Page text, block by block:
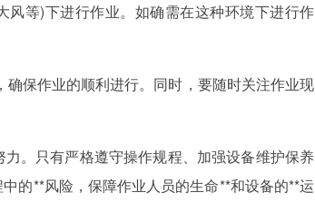
等)下进行作业。如确需在这种环境下进行作
保作业的顺利进行。同时，要随时关注作业现
。只有严格遵守操作规程、加强设备维护保养
的**风险，保障作业人员的生命**和设备的**运